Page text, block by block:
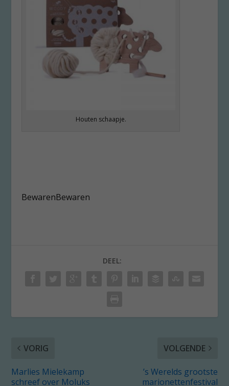
Houten schaapje.
BewarenBewaren
DEEL:
VORIG
Marlies Mielekamp
schreef over Moluks
VOLGENDE
’s Werelds grootste
marionettenfestival